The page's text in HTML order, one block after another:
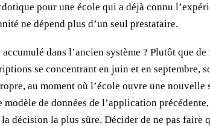
pour une école qui a déjà connu
ne dépend plus d’un seul prestataire.
dans l’ancien système ? Plutôt que
se concentrant en juin et en septembre,
au moment où l’école ouvre une
de données de l’application
la plus sûre. Décider de ne pas faire